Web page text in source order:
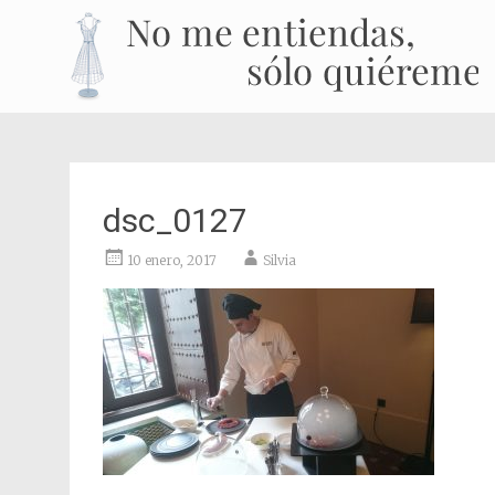
dsc_0127
10 enero, 2017 Silvia